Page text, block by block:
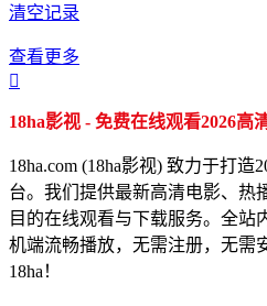
清空记录
查看更多

18ha影视 - 免费在线观看2026高
18ha.com (18ha影视) 致力于打
台。我们提供最新高清电影、热
目的在线观看与下载服务。全站
机端流畅播放，无需注册，无需
18ha！